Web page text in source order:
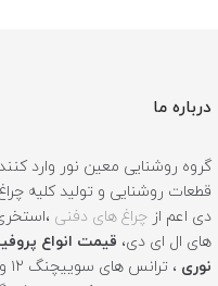
درباره ما
گروه روشنایی معین نور وارد
قطعات روشنایی و تولید کلیه
دی اعم از چراغ های دفنی
های ال ای دی، قیمت انواع
نوری